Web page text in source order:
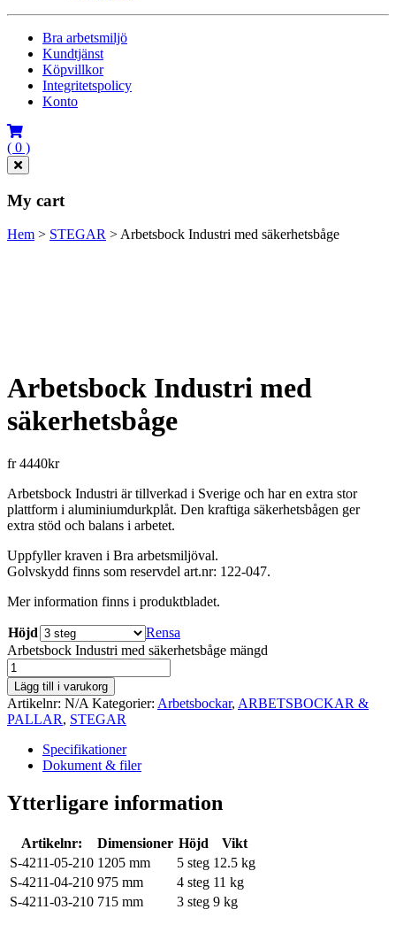
Bra arbetsmiljö
Kundtjänst
Köpvillkor
Integritetspolicy
Konto
( 0 )
My cart
Hem > STEGAR >Arbetsbock Industri med säkerhetsbåge
Arbetsbock Industri med
säkerhetsbåge
fr4440kr
Arbetsbock Industri är tillverkad i Sverige och har en extra stor
plattform i aluminiumdurkplåt. Den kraftiga säkerhetsbågen ger
extra stöd och balans i arbetet.
Uppfyller kraven i Bra arbetsmiljöval.
Golvskydd finns som reservdel art.nr: 122-047.
Mer information finns i produktbladet.
Höjd
Rensa
Arbetsbock Industri med säkerhetsbåge mängd
Lägg till i varukorg
Artikelnr: N/A Kategorier: Arbetsbockar, ARBETSBOCKAR &
PALLAR, STEGAR
Specifikationer
Dokument & filer
Ytterligare information
Artikelnr: Dimensioner Höjd
Vikt
S-4211-05-210 1205 mm 5 steg 12.5 kg
S-4211-04-210 975 mm 4 steg 11 kg
S-4211-03-210 715 mm 3 steg 9 kg